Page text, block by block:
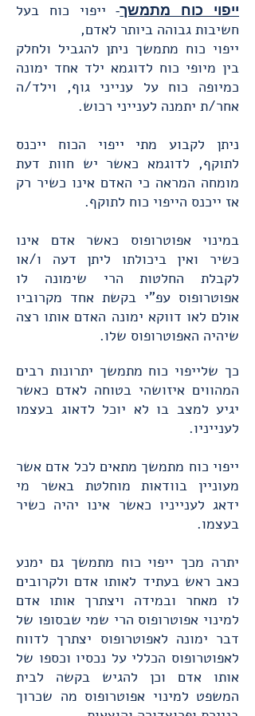
ייפוי כוח מתמשך-ייפוי כוח בעל
חשיבות גבוהה ביותר לאדם,
ייפוי כוח מתמשך ניתן להגביל ולחלק
בין מיופי כוח לדוגמא ילד אחד ימונה
כמיופה כוח על ענייני גוף, וילד/ה
אחר/ת יתמנה לענייני רכוש.
ניתן לקבוע מתי ייפוי הכוח ייכנס
לתוקף, לדוגמא כאשר יש חוות דעת
מומחה המראה כי האדם אינו כשיר רק
אז ייכנס הייפוי כוח לתוקף.
במינוי אפוטרופוס כאשר אדם אינו
כשיר ואין ביכולתו ליתן דעה ו/או
לקבלת החלטות הרי שימונה לו
אפוטרופוס עפ"י בקשת אחד מקרוביו
אולם לאו דווקא ימונה האדם אותו רצה
שיהיה האפוטרופוס שלו.
כך שלייפוי כוח מתמשך יתרונות רבים
המהווים איזושהי בטוחה לאדם כאשר
יגיע למצב בו לא יוכל לדאוג בעצמו
לענייניו.
ייפוי כוח מתמשך מתאים לכל אדם אשר
מעוניין בוודאות מוחלטת באשר מי
ידאג לענייניו כאשר אינו יהיה כשיר
בעצמו.
יתרה מכך ייפוי כוח מתמשך גם ימנע
כאב ראש בעתיד לאותו אדם ולקרובים
לו מאחר ובמידה ויצתרך אותו אדם
למינוי אפוטרופוס הרי שמי שבסופו של
דבר ימונה לאפוטרופוס יצתרך לדווח
לאפוטרופוס הכללי על נכסיו וכספו של
אותו אדם וכן להגיש בקשה לבית
המשפט למינוי אפוטרופוס מה שכרוך